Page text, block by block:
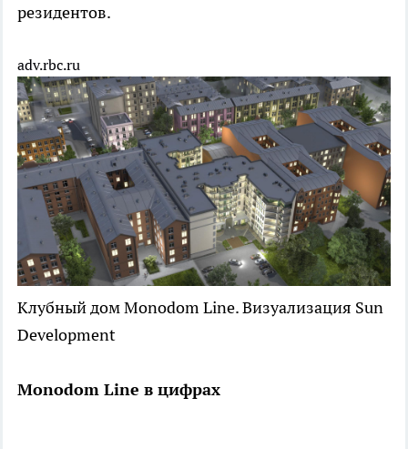
резидентов.
adv.rbc.ru
Клубный дом Monodom Line. Визуализация Sun
Development
Monodom Line в цифрах